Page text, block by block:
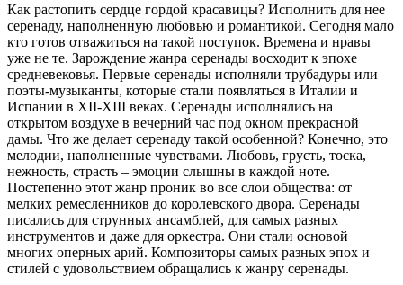
Как растопить сердце гордой красавицы? Исполнить для нее
серенаду, наполненную любовью и романтикой. Сегодня мало
кто готов отважиться на такой поступок. Времена и нравы
уже не те. Зарождение жанра серенады восходит к эпохе
средневековья. Первые серенады исполняли трубадуры или
поэты-музыканты, которые стали появляться в Италии и
Испании в XII-XIII веках. Серенады исполнялись на
открытом воздухе в вечерний час под окном прекрасной
дамы. Что же делает серенаду такой особенной? Конечно, это
мелодии, наполненные чувствами. Любовь, грусть, тоска,
нежность, страсть – эмоции слышны в каждой ноте.
Постепенно этот жанр проник во все слои общества: от
мелких ремесленников до королевского двора. Серенады
писались для струнных ансамблей, для самых разных
инструментов и даже для оркестра. Они стали основой
многих оперных арий. Композиторы самых разных эпох и
стилей с удовольствием обращались к жанру серенады.